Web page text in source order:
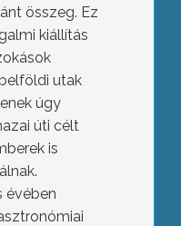
összeg. Ez
kiállítás
utak
úgy
úti célt
is
évében